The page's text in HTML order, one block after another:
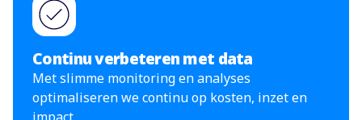
Continu verbeteren met data
Met slimme monitoring en analyses
optimaliseren we continu op kosten, inzet en